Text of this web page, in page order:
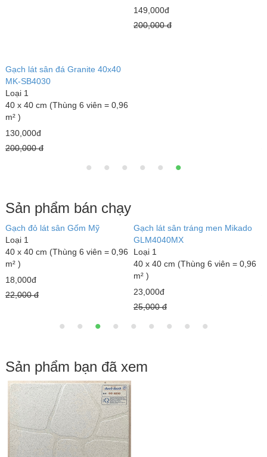
Gạch lát sân đá Granite 40x40
MK-SB4030
Loại 1
40 x 40 cm (Thùng 6 viên = 0,96
m² )
130,000đ
200,000 đ
149,000đ
200,000 đ
Sản phẩm bán chạy
Gạch đỏ lát sân Gốm Mỹ
Loại 1
40 x 40 cm (Thùng 6 viên = 0,96
m² )
18,000đ
22,000 đ
Gạch lát sân tráng men Mikado
GLM4040MX
Loại 1
40 x 40 cm (Thùng 6 viên = 0,96
m² )
23,000đ
25,000 đ
Sản phẩm bạn đã xem